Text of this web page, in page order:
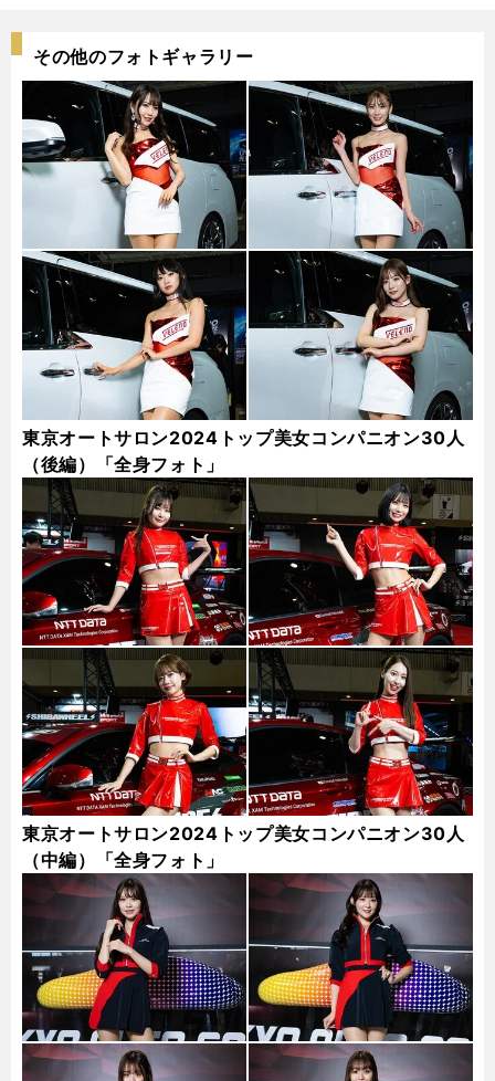
その他のフォトギャラリー
東京オートサロン2024トップ美女コンパニオン30人
（後編）「全身フォト」
東京オートサロン2024トップ美女コンパニオン30人
（中編）「全身フォト」